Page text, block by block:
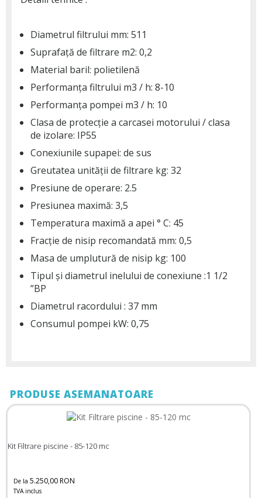
Diametrul filtrului mm: 511
Suprafață de filtrare m2: 0,2
Material baril: polietilenă
Performanța filtrului m3 / h: 8-10
Performanța pompei m3 / h: 10
Clasa de protecție a carcasei motorului / clasa
de izolare: IP55
Conexiunile supapei: de sus
Greutatea unității de filtrare kg: 32
Presiune de operare: 2.5
Presiunea maximă: 3,5
Temperatura maximă a apei ° C: 45
Fracție de nisip recomandată mm: 0,5
Masa de umplutură de nisip kg: 100
Tipul și diametrul inelului de conexiune :1 1/2
”BP
Diametrul racordului : 37 mm
Consumul pompei kW: 0,75
PRODUSE ASEMANATOARE
Kit Filtrare piscine - 85-120 mc
De la 5.250,00 RON
TVA inclus